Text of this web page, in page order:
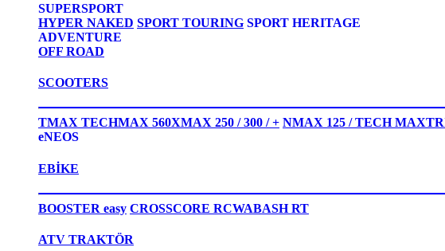
SUPERSPORT
HYPER NAKED SPORT TOURING SPORT HERITAGE
ADVENTURE
OFF ROAD
SCOOTERS
TMAX TECHMAX 560XMAX 250 / 300 / + NMAX 125 / TECH MAX
eNEOS
EBİKE
BOOSTER easy CROSSCORE RCWABASH RT
ATV TRAKTÖR